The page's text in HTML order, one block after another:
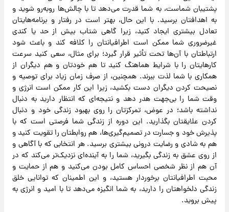
پشتیبان شماست، به شما قدرت می‌دهد تا با چالش‌ها روبه‌رو شوید و
به اهدافتان برسید. با این حال، بهتر است در رفتار و برنامه‌هایتان
تعادل بیشتری ایجاد کنید، زیرا گاهی شتاب بیش از حد یا کندی
غیرضروری شما ممکن است اطرافیانتان را کلافه کند و باعث شود
ارتباطتان با آن‌ها تحت تأثیر قرار گیرد؛ برای مثال، سعی کنید سرعت
کارهایتان را با شرایط هماهنگ کنید تا هم خودتان و هم دیگران از
همکاری با شما لذت ببرند. همچنین، از صرف زمان زیاد برای توصیه و
نصیحت کردن دیگران دست بکشید، زیرا این کار ممکن است انرژی و
وقت شما را بی‌جهت هدر دهد و نتیجه‌ای که انتظار دارید به دنبال
نداشته باشد؛ در عوض، تمرکزتان را روی بهبود زندگی خود و دنبال
کردن علایقتان بگذارید. این دوره از زندگی شما فرصتی است که با
پذیرش خود و جسارت در تصمیم‌گیری‌ها، هم روابطتان را تقویت کنید و
هم به شادی و رضایت درونی بیشتری برسید. هر انتخابی که با آگاهی و
از روی عشق به زندگی بگیرید، شما را به آینده‌ای نزدیک‌تر می‌کند که در
آن هم از نظر شخصی احساس کامل بودن می‌کنید و هم از حمایت و
محبت اطرافیانتان برخوردار هستید، و این اطمینان که توانایی خلق
زندگی دلخواهتان را دارید، به شما انگیزه می‌دهد تا با امید و انرژی به
پیش بروید.